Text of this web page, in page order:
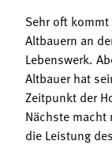
Sehr oft
Altbauern an
Lebenswerk.
Altbauer hat
Zeitpunkt der
Nächste
die Leistung